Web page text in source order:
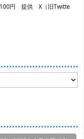
円 提供 X（旧Twitte